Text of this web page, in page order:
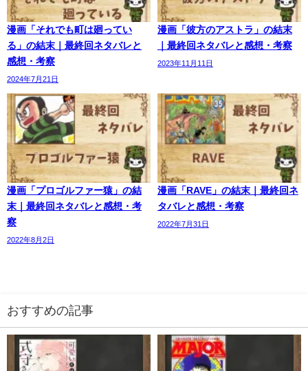
漫画「それでも町は廻ってい
る」の結末｜最終回ネタバレと
感想・考察
2024年7月21日
漫画「彼方のアストラ」の結末
｜最終回ネタバレと感想・考察
2023年11月11日
漫画「プロゴルファー猿」の結
末｜最終回ネタバレと感想・考
察
2022年8月2日
漫画「RAVE」の結末｜最終回ネ
タバレと感想・考察
2022年7月31日
おすすめの記事